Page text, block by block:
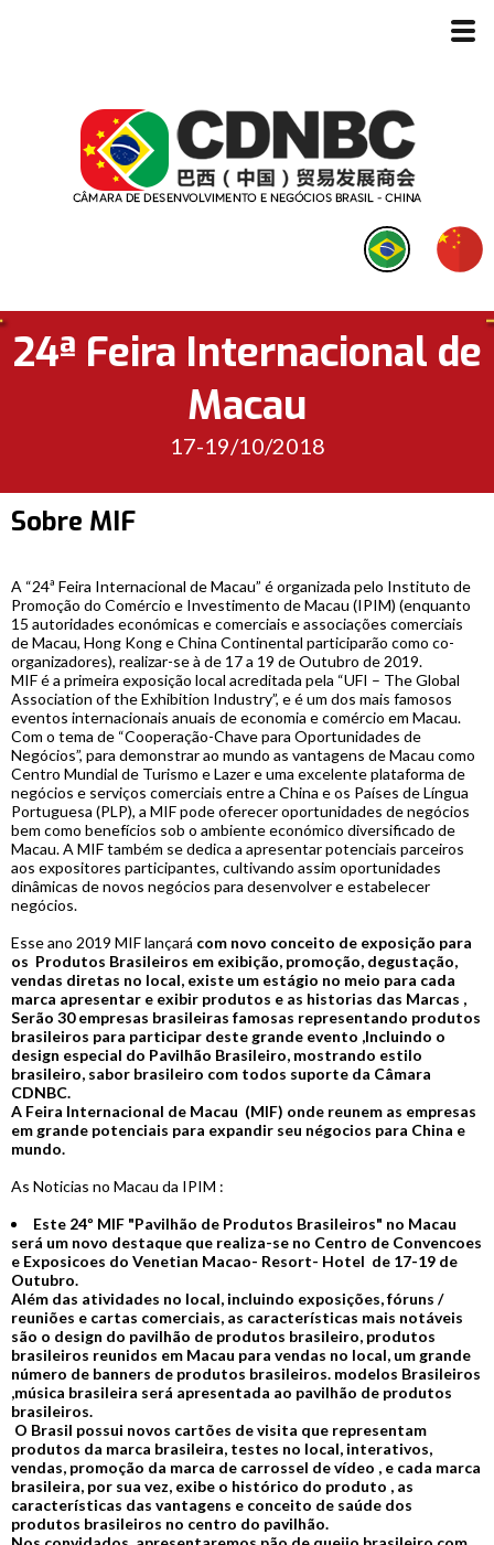
24ª Feira Internacional de
Macau
17-19/10/2018
Sobre MIF
A “24ª Feira Internacional de Macau” é organizada pelo Instituto de
Promoção do Comércio e Investimento de Macau (IPIM) (enquanto
15 autoridades económicas e comerciais e associações comerciais
de Macau, Hong Kong e China Continental participarão como co-
organizadores), realizar-se à de 17 a 19 de Outubro de 2019.
MIF é a primeira exposição local acreditada pela “UFI – The Global
Association of the Exhibition Industry”, e é um dos mais famosos
eventos internacionais anuais de economia e comércio em Macau.
Com o tema de “Cooperação-Chave para Oportunidades de
Negócios”, para demonstrar ao mundo as vantagens de Macau como
Centro Mundial de Turismo e Lazer e uma excelente plataforma de
negócios e serviços comerciais entre a China e os Países de Língua
Portuguesa (PLP), a MIF pode oferecer oportunidades de negócios
bem como benefícios sob o ambiente económico diversificado de
Macau. A MIF também se dedica a apresentar potenciais parceiros
aos expositores participantes, cultivando assim oportunidades
dinâmicas de novos negócios para desenvolver e estabelecer
negócios.
Esse ano 2019 MIF lançará com novo conceito de exposição para
os Produtos Brasileiros em exibição, promoção, degustação,
vendas diretas no local, existe um estágio no meio para cada
marca apresentar e exibir produtos e as historias das Marcas ,
Serão 30 empresas brasileiras famosas representando produtos
brasileiros para participar deste grande evento ,Incluindo o
design especial do Pavilhão Brasileiro, mostrando estilo
brasileiro, sabor brasileiro com todos suporte da Câmara
CDNBC.
A Feira Internacional de Macau (MIF) onde reunem as empresas
em grande potenciais para expandir seu négocios para China e
mundo.
As Noticias no Macau da IPIM :
Este 24º MIF "Pavilhão de Produtos Brasileiros" no Macau
será um novo destaque que realiza-se no Centro de Convencoes
e Exposicoes do Venetian Macao- Resort- Hotel de 17-19 de
Outubro.
Além das atividades no local, incluindo exposições, fóruns /
reuniões e cartas comerciais, as características mais notáveis ​​
são o design do pavilhão de produtos brasileiro, produtos
brasileiros reunidos em Macau para vendas no local, um grande
número de banners de produtos brasileiros. modelos Brasileiros
,música brasileira será apresentada ao pavilhão de produtos
brasileiros.
O Brasil possui novos cartões de visita que representam
produtos da marca brasileira, testes no local, interativos,
vendas, promoção da marca de carrossel de vídeo , e cada marca
brasileira, por sua vez, exibe o histórico do produto , as
características das vantagens e conceito de saúde dos
produtos brasileiros no centro do pavilhão.